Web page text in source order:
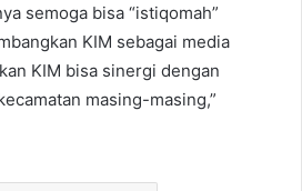
semoga bisa “istiqomah”
KIM sebagai media
KIM bisa sinergi dengan
masing-masing,”